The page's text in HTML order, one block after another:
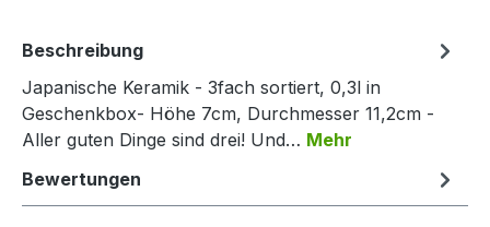
Beschreibung
Japanische Keramik - 3fach sortiert, 0,3l in
Geschenkbox- Höhe 7cm, Durchmesser 11,2cm -
Aller guten Dinge sind drei! Und… Mehr
Bewertungen